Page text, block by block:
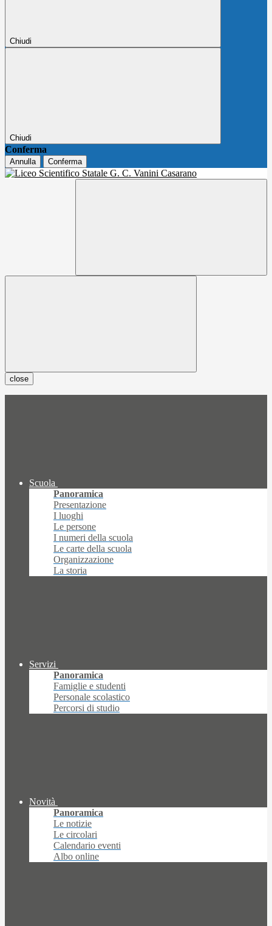
Chiudi
Chiudi
Conferma
Annulla Conferma
close
Scuola
Panoramica
Presentazione
I luoghi
Le persone
I numeri della scuola
Le carte della scuola
Organizzazione
La storia
Servizi
Panoramica
Famiglie e studenti
Personale scolastico
Percorsi di studio
Novità
Panoramica
Le notizie
Le circolari
Calendario eventi
Albo online